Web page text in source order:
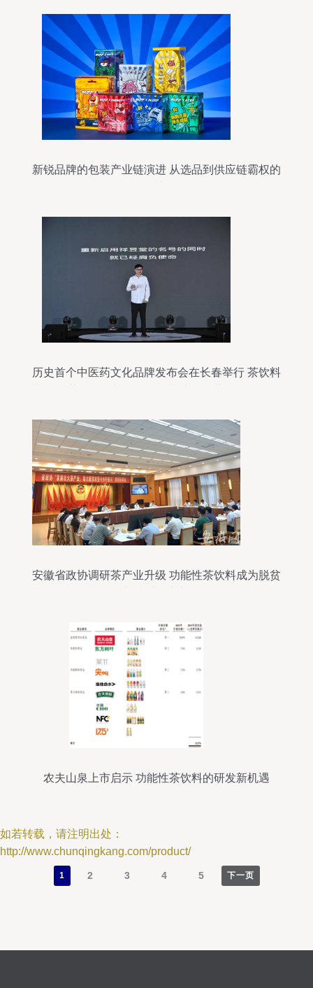
新锐品牌的包装产业链演进 从选品到供应链霸权的
历史首个中医药文化品牌发布会在长春举行 茶饮料
安徽省政协调研茶产业升级 功能性茶饮料成为脱贫
农夫山泉上市启示 功能性茶饮料的研发新机遇
如若转载，请注明出处：
http://www.chunqingkang.com/product/
1 2 3 4 5 下一页